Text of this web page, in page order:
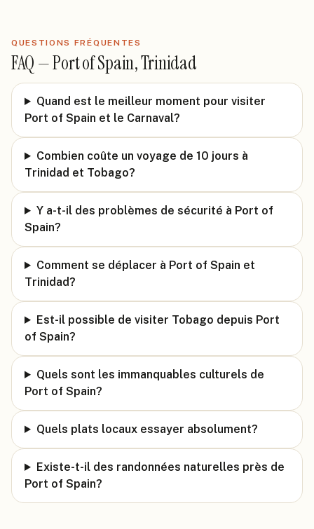
QUESTIONS FRÉQUENTES
FAQ —Port of Spain, Trinidad
Quand est le meilleur moment pour visiter
Port of Spain et le Carnaval?
Combien coûte un voyage de 10 jours à
Trinidad et Tobago?
Y a-t-il des problèmes de sécurité à Port of
Spain?
Comment se déplacer à Port of Spain et
Trinidad?
Est-il possible de visiter Tobago depuis Port
of Spain?
Quels sont les immanquables culturels de
Port of Spain?
Quels plats locaux essayer absolument?
Existe-t-il des randonnées naturelles près de
Port of Spain?